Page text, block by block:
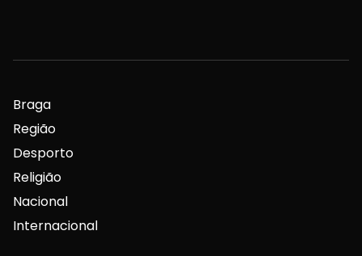
Braga
Região
Desporto
Religião
Nacional
Internacional